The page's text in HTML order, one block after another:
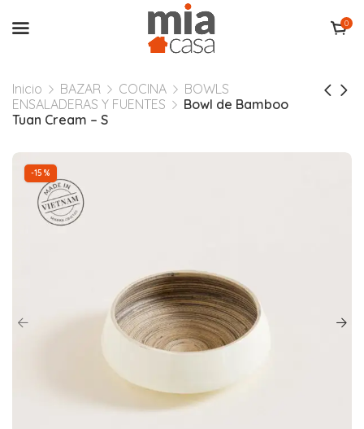
0
Inicio BAZAR COCINA
BOWLS
ENSALADERAS Y FUENTES
Bowl de Bamboo
Tuan Cream – S
-15%